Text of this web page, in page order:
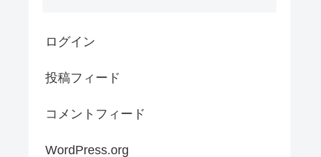
ログイン
投稿フィード
コメントフィード
WordPress.org